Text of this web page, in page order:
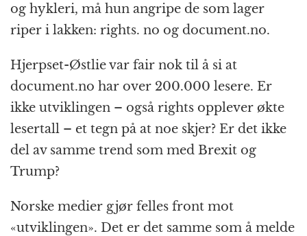
og hykleri, må hun angripe de som lager
riper i lakken: rights. no og document.no.
Hjerpset-Østlie var fair nok til å si at
document.no har over 200.000 lesere. Er
ikke utviklingen – også rights opplever økte
lesertall – et tegn på at noe skjer? Er det ikke
del av samme trend som med Brexit og
Trump?
Norske medier gjør felles front mot
«utviklingen». Det er det samme som å melde